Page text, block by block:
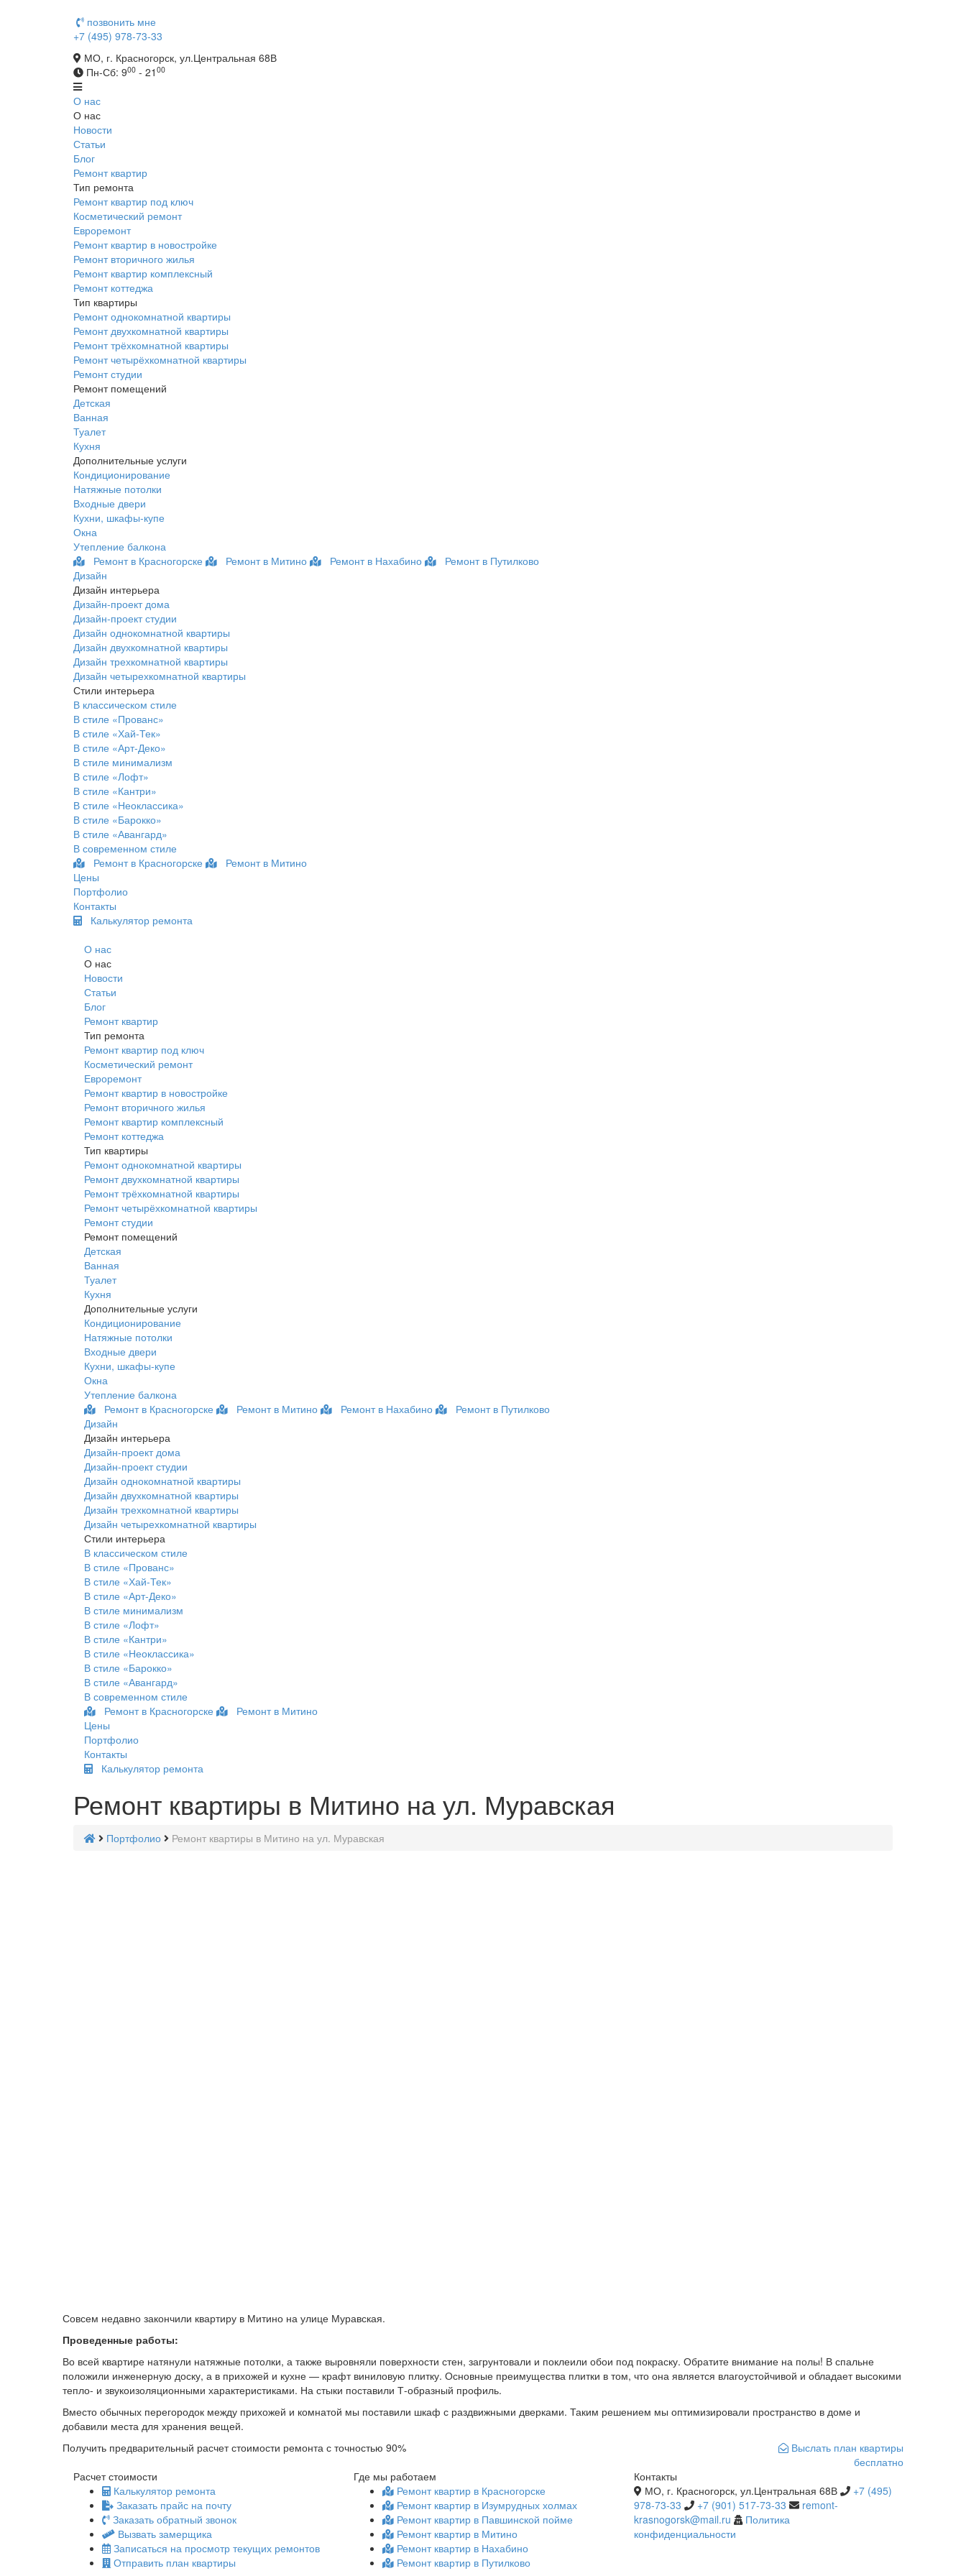
позвонить мне
+7 (495) 978-73-33
МО, г. Красногорск, ул.Центральная 68В
Пн-Сб: 900 - 21 00
О нас
О нас
Новости
Статьи
Блог
Ремонт квартир
Тип ремонта
Ремонт квартир под ключ
Косметический ремонт
Евроремонт
Ремонт квартир в новостройке
Ремонт вторичного жилья
Ремонт квартир комплексный
Ремонт коттеджа
Тип квартиры
Ремонт однокомнатной квартиры
Ремонт двухкомнатной квартиры
Ремонт трёхкомнатной квартиры
Ремонт четырёхкомнатной квартиры
Ремонт студии
Ремонт помещений
Детская
Ванная
Туалет
Кухня
Дополнительные услуги
Кондиционирование
Натяжные потолки
Входные двери
Кухни, шкафы-купе
Окна
Утепление балкона
Ремонт в Красногорске
Ремонт в Митино Ремонт в Нахабино
Ремонт в Путилково
Дизайн
Дизайн интерьера
Дизайн-проект дома
Дизайн-проект студии
Дизайн однокомнатной квартиры
Дизайн двухкомнатной квартиры
Дизайн трехкомнатной квартиры
Дизайн четырехкомнатной квартиры
Стили интерьера
В классическом стиле
В стиле «Прованс»
В стиле «Хай-Тек»
В стиле «Арт-Деко»
В стиле минимализм
В стиле «Лофт»
В стиле «Кантри»
В стиле «Неоклассика»
В стиле «Барокко»
В стиле «Авангард»
В современном стиле
Ремонт в Красногорске
Ремонт в Митино
Цены
Портфолио
Контакты
Калькулятор ремонта
О нас
О нас
Новости
Статьи
Блог
Ремонт квартир
Тип ремонта
Ремонт квартир под ключ
Косметический ремонт
Евроремонт
Ремонт квартир в новостройке
Ремонт вторичного жилья
Ремонт квартир комплексный
Ремонт коттеджа
Тип квартиры
Ремонт однокомнатной квартиры
Ремонт двухкомнатной квартиры
Ремонт трёхкомнатной квартиры
Ремонт четырёхкомнатной квартиры
Ремонт студии
Ремонт помещений
Детская
Ванная
Туалет
Кухня
Дополнительные услуги
Кондиционирование
Натяжные потолки
Входные двери
Кухни, шкафы-купе
Окна
Утепление балкона
Ремонт в Красногорске
Ремонт в Митино Ремонт в Нахабино
Ремонт в Путилково
Дизайн
Дизайн интерьера
Дизайн-проект дома
Дизайн-проект студии
Дизайн однокомнатной квартиры
Дизайн двухкомнатной квартиры
Дизайн трехкомнатной квартиры
Дизайн четырехкомнатной квартиры
Стили интерьера
В классическом стиле
В стиле «Прованс»
В стиле «Хай-Тек»
В стиле «Арт-Деко»
В стиле минимализм
В стиле «Лофт»
В стиле «Кантри»
В стиле «Неоклассика»
В стиле «Барокко»
В стиле «Авангард»
В современном стиле
Ремонт в Красногорске
Ремонт в Митино
Цены
Портфолио
Контакты
Калькулятор ремонта
Ремонт квартиры в Митино на ул. Муравская
Портфолио Ремонт квартиры в Митино на ул. Муравская
Совсем недавно закончили квартиру в Митино на улице Муравская.
Проведенные работы:
Во всей квартире натянули натяжные потолки, а также выровняли поверхности стен, загрунтовали и поклеили обои под покраску. Обратите внимание на полы! В спальне
положили инженерную доску, а в прихожей и кухне — крафт виниловую плитку. Основные преимущества плитки в том, что она является влагоустойчивой и обладает высокими
тепло- и звукоизоляционными характеристиками. На стыки поставили Т-образный профиль.
Вместо обычных перегородок между прихожей и комнатой мы поставили шкаф с раздвижными дверками. Таким решением мы оптимизировали пространство в доме и
добавили места для хранения вещей.
Получить предварительный расчет стоимости ремонта с точностью 90%
Выслать план квартиры
бесплатно
Расчет стоимости
Калькулятор ремонта
Заказать прайс на почту
Заказать обратный звонок
Вызвать замерщика
Записаться на просмотр текущих ремонтов
Отправить план квартиры
Где мы работаем
Ремонт квартир в Красногорске
Ремонт квартир в Изумрудных холмах
Ремонт квартир в Павшинской пойме
Ремонт квартир в Митино
Ремонт квартир в Нахабино
Ремонт квартир в Путилково
Контакты
МО, г. Красногорск, ул.Центральная 68В
+7 (495)
978-73-33
+7 (901) 517-73-33
remont-
krasnogorsk@mail.ru
Политика
конфиденциальности